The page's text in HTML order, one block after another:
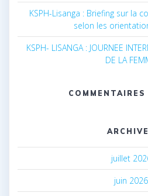
KSPH-Lisanga : Briefing sur la
selon les
KSPH- LISANGA : JOURNEE
DE LA
COMMENTAIRES
juillet
juin 2026